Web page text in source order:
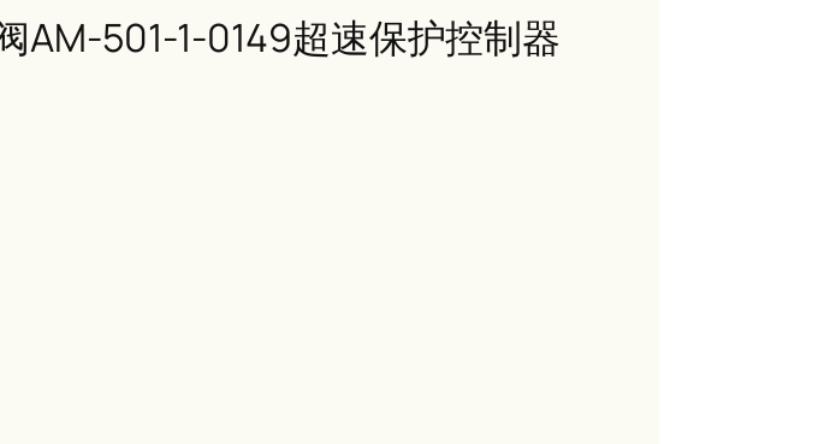
AM-501-1-0149超速保护控制器